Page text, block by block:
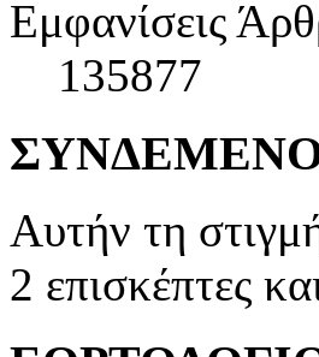
Εμφανίσεις
135877
Αυτήν τη
2 επισκέπτες